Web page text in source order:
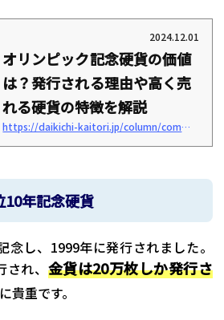
2024.12.01
オリンピック記念硬貨の価値
は？発行される理由や高く売
れる硬貨の特徴を解説
https://daikichi-kaitori.jp/column/commemorative-olympic-coins-value
ピック記念硬貨が発行される理由やオリンピック（日本
』での高価買取実績も紹介します。 オリンピック記念硬
10年記念硬貨
念し、1999年に発行されました。
れ、 金貨は20万枚しか発行さ
貴重です。